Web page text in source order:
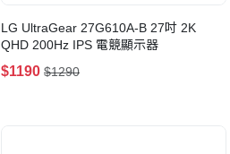
LG UltraGear 27G610A-B 27吋 2K
QHD 200Hz IPS 電競顯示器
$1190 $1290